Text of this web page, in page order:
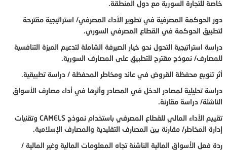
خاصة للتجارة السورية مع دول المنطقة.
دور الحوكمة المصرفية في تطوير الأداء المصرفي/ استراتيجية مقترحة
لتطبيق الحوكمة في القطاع المصرفي السوري.
دراسة استراتيجية التحول نحو خيار الصيرفة الشاملة لتدعيم الميزة التنافسية
للمصارف/ نموذج مقترح للتطبيق على المصارف السورية.
أثر تنويع محفظة القروض في عائد ومخاطر المحفظة / دراسة تطبيقية.
دراسة تحليلية لمصادر الدخل في المصادر وأثرها في أداء مصارف الأسواق
الناشئة/ دراسة مقارنة.
تقييم الأداء المالي للقطاع المصرفي باستخدام نموذج CAMELS وتقنيات
إدارة المخاطر/ مقارنة بين المصارف التقليدية والمصارف الإسلامية.
ردة فعل الأسواق المالية الناشئة تجاه المعلومات المالية وغير المالية /